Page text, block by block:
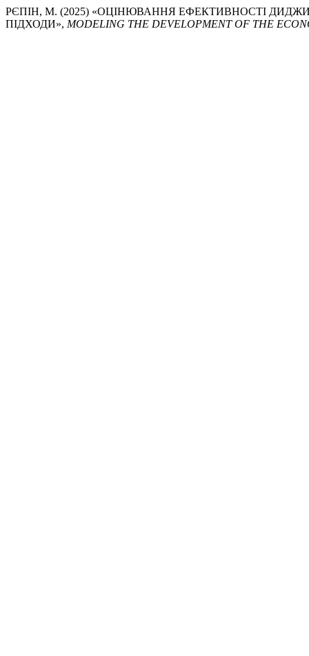
РЄПІН, М. (2025) «ОЦІНЮВАННЯ ЕФЕКТИВНОСТІ
ПІДХОДИ», MODELING THE DEVELOPMENT OF THE